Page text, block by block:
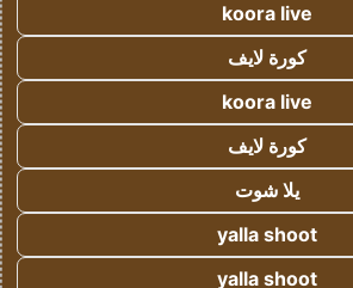
koora live
كورة لايف
koora live
كورة لايف
يلا شوت
yalla shoot
yalla shoot